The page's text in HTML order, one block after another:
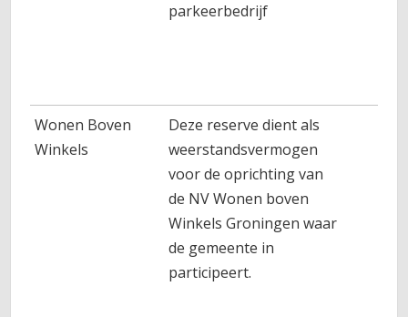
parkeerbedrijf
Wonen Boven
Winkels
Deze reserve dient als
weerstandsvermogen
voor de oprichting van
de NV Wonen boven
Winkels Groningen waar
de gemeente in
participeert.